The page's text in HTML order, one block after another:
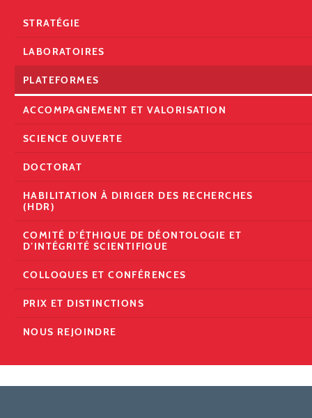
STRATÉGIE
LABORATOIRES
PLATEFORMES
ACCOMPAGNEMENT ET VALORISATION
SCIENCE OUVERTE
DOCTORAT
HABILITATION À DIRIGER DES RECHERCHES
(HDR)
COMITÉ D’ÉTHIQUE DE DÉONTOLOGIE ET
D’INTÉGRITÉ SCIENTIFIQUE
COLLOQUES ET CONFÉRENCES
PRIX ET DISTINCTIONS
NOUS REJOINDRE